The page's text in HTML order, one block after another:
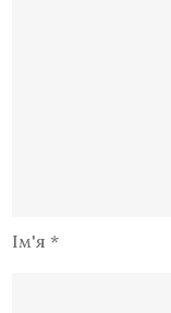
Ім'я*